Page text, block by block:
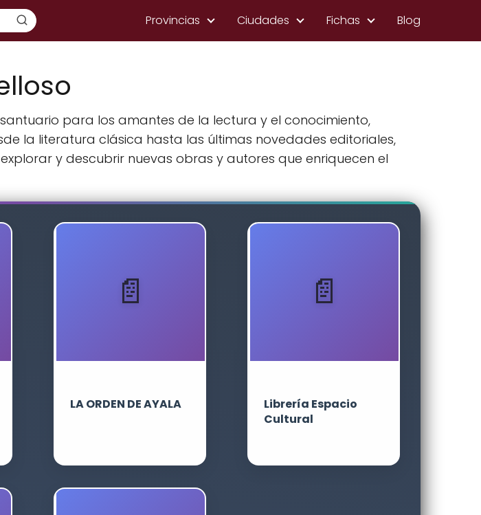
Provincias Ciudades Fichas Blog
para los amantes de la lectura y el conocimiento,
la literatura clásica hasta las últimas novedades editoriales,
y descubrir nuevas obras y autores que enriquecen el
LA ORDEN DE AYALA
Librería Espacio
Cultural